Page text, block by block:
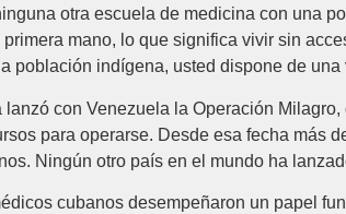
otra escuela de medicina con una
mano, lo que significa vivir sin
población indígena, usted dispone de
lanzó con Venezuela la Operación
para operarse. Desde esa fecha más
Ningún otro país en el mundo ha
cubanos desempeñaron un papel